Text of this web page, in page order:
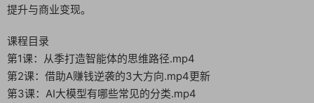
提升与商业变现。
课程目录
第1课：从季打造智能体的思维路径.mp4
第2课：借助A赚钱逆袭的3大方向.mp4更新
第3课：AI大模型有哪些常见的分类.mp4